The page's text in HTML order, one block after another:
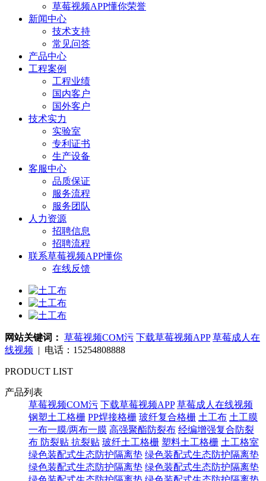
草莓视频APP懂你荣誉
新闻中心
技术支持
常见问答
产品中心
工程案例
工程业绩
国内客户
国外客户
技术实力
实验室
专利证书
生产设备
客服中心
品质保证
服务流程
服务团队
人力资源
招聘信息
招聘流程
联系草莓视频APP懂你
在线反馈
网站关键词： 草莓视频COM污 下载草莓视频APP 草莓成人在
线视频 | 电话：15254808888
PRODUCT LIST
产品列表
草莓视频COM污 下载草莓视频APP 草莓成人在线视频
钢塑土工格栅 PP焊接格栅 玻纤复合格栅 土工布 土工膜
一布一膜/两布一膜 高强聚酯防裂布 经编增强复合防裂
布 防裂贴 抗裂贴 玻纤土工格栅 塑料土工格栅 土工格室
绿色装配式生态防护隔离垫 绿色装配式生态防护隔离垫
绿色装配式生态防护隔离垫 绿色装配式生态防护隔离垫